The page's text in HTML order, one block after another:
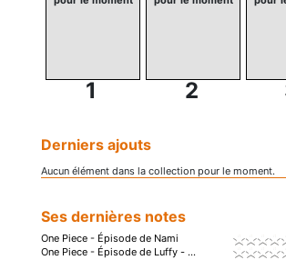
1 2
Derniers ajouts
Aucun élément dans la collection pour le moment.
Ses dernières notes
One Piece - Épisode de Nami
One Piece - Épisode de Luffy - ...